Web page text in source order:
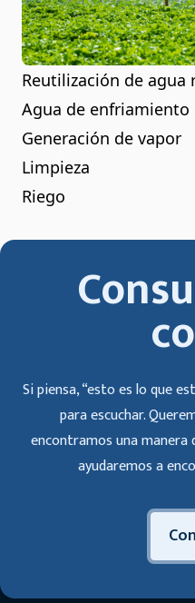
Reutilización de agua
Agua de enfriamiento
Generación de vapor
Limpieza
Riego
Si piensa, “esto es lo que
para escuchar.
encontramos una manera
ayudaremos a